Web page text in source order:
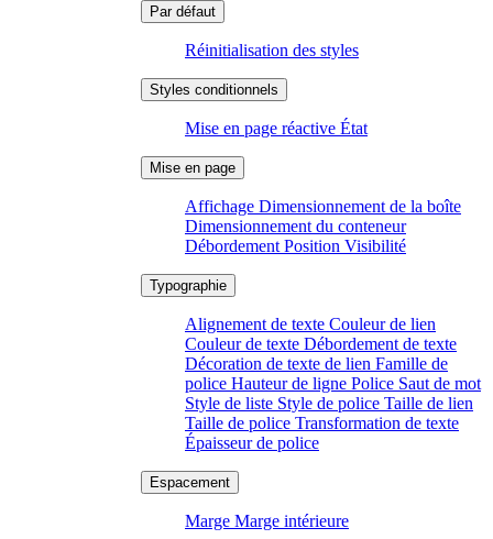
Réinitialisation des styles
Mise en page réactive État
Affichage Dimensionnement de la boîte
Dimensionnement du conteneur
Débordement Position Visibilité
Alignement de texte Couleur de lien
Couleur de texte Débordement de texte
Décoration de texte de lien Famille de
police Hauteur de ligne Police Saut de mot
Style de liste Style de police Taille de lien
Taille de police Transformation de texte
Épaisseur de police
Marge Marge intérieure